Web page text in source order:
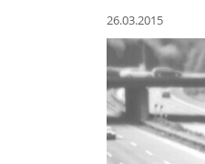
26.03.2015